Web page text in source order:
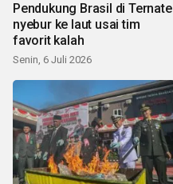
Pendukung Brasil di Ternate
nyebur ke laut usai tim
favorit kalah
Senin, 6 Juli 2026